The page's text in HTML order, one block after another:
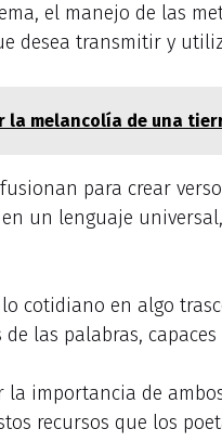
el manejo de las
desea transmitir y
la melancolía de una
para crear
un lenguaje
cotidiano en algo
las palabras,
la importancia de
recursos que los